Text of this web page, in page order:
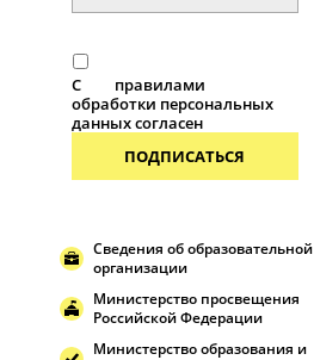
С
правилами
обработки персональных
данных согласен
ПОДПИСАТЬСЯ
Сведения об образовательной
организации
Министерство просвещения
Российской Федерации
Министерство образования и